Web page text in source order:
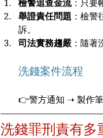
檢警追查金流：只要
舉證責任問題 ：檢
訴。
司法實務趨嚴 ：隨
洗錢案件流程
👉警方通知 ➝ 製作
洗錢罪刑責有多